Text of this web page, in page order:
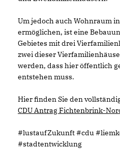
Um jedoch auch Wohnraum
ermöglichen, ist eine
Gebietes mit drei
zwei dieser
werden, dass hier öffentlich
entstehen muss.
Hier finden Sie den
CDU Antrag Fichtenbrink-
#lustaufZukunft #cdu
#stadtentwicklung